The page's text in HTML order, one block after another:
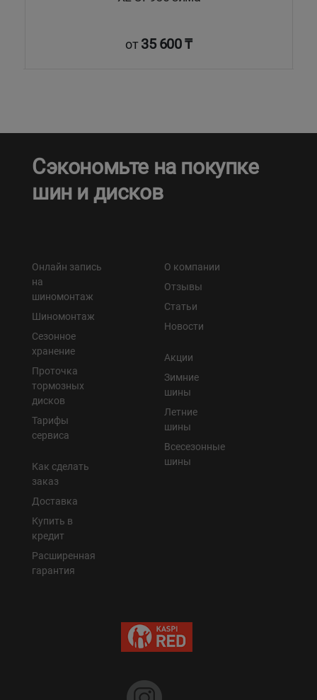
от35 600 ₸
Сэкономьте на покупке
шин и дисков
Онлайн запись
на
шиномонтаж
Шиномонтаж
Сезонное
хранение
Проточка
тормозных
дисков
Тарифы
сервиса
Как сделать
заказ
Доставка
Купить в
кредит
Расширенная
гарантия
О компании
Отзывы
Статьи
Новости
Акции
Зимние
шины
Летние
шины
Всесезонные
шины